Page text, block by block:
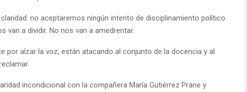
no aceptaremos ningún intento de disciplinamiento político.
van a dividir. No nos van a amedrentar.
por alzar la voz, están atacando al conjunto de la docencia y al
incondicional con la compañera María Gutiérrez Prane y